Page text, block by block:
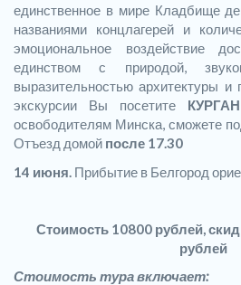
единственное в мире Кладбище
названиями концлагерей и
эмоциональное воздействие
единством с природой,
выразительностью архитектуры и
экскурсии Вы посетите
освободителям Минска, сможете
Отъезд домой после 17.30
14 июня. Прибытие в Белгород
Стоимость 10800 рублей,
рублей
Стоимость тура включает: